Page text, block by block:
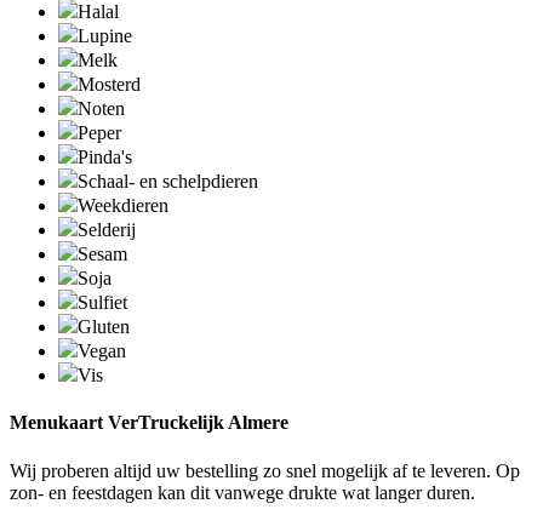
Halal
Lupine
Melk
Mosterd
Noten
Peper
Pinda's
Schaal- en schelpdieren
Weekdieren
Selderij
Sesam
Soja
Sulfiet
Gluten
Vegan
Vis
Menukaart VerTruckelijk Almere
Wij proberen altijd uw bestelling zo snel mogelijk af te leveren. Op
zon- en feestdagen kan dit vanwege drukte wat langer duren.